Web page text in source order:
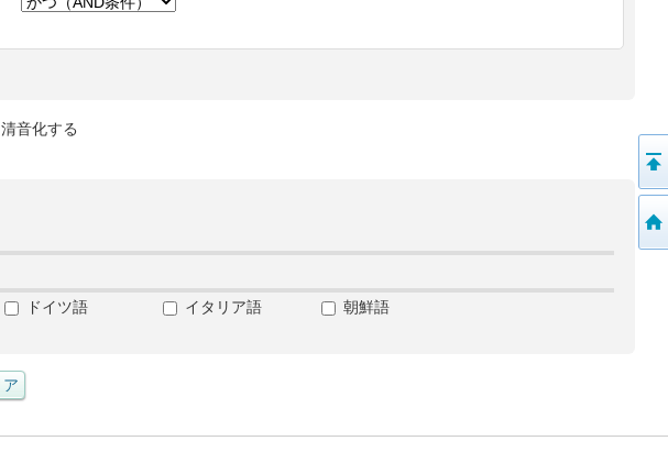
清音化する
ドイツ語 イタリア語
朝鮮語